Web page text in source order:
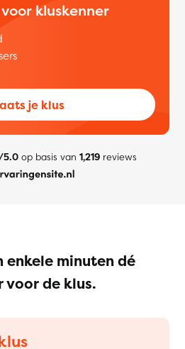
kluskenner
je klus
5.0op basis van 1,219reviews
enkele minuten dé
voor de klus.